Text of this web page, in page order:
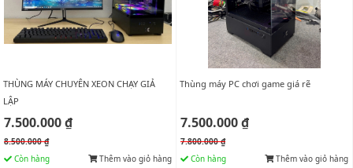
THÙNG MÁY CHUYÊN XEON CHẠY GIẢ
LẬP
7.500.000 ₫
8.500.000 ₫
Còn hàng
Thêm vào giỏ hàng
Thùng máy PC chơi game giá rẽ
7.500.000 ₫
7.800.000 ₫
Còn hàng
Thêm vào giỏ hàng